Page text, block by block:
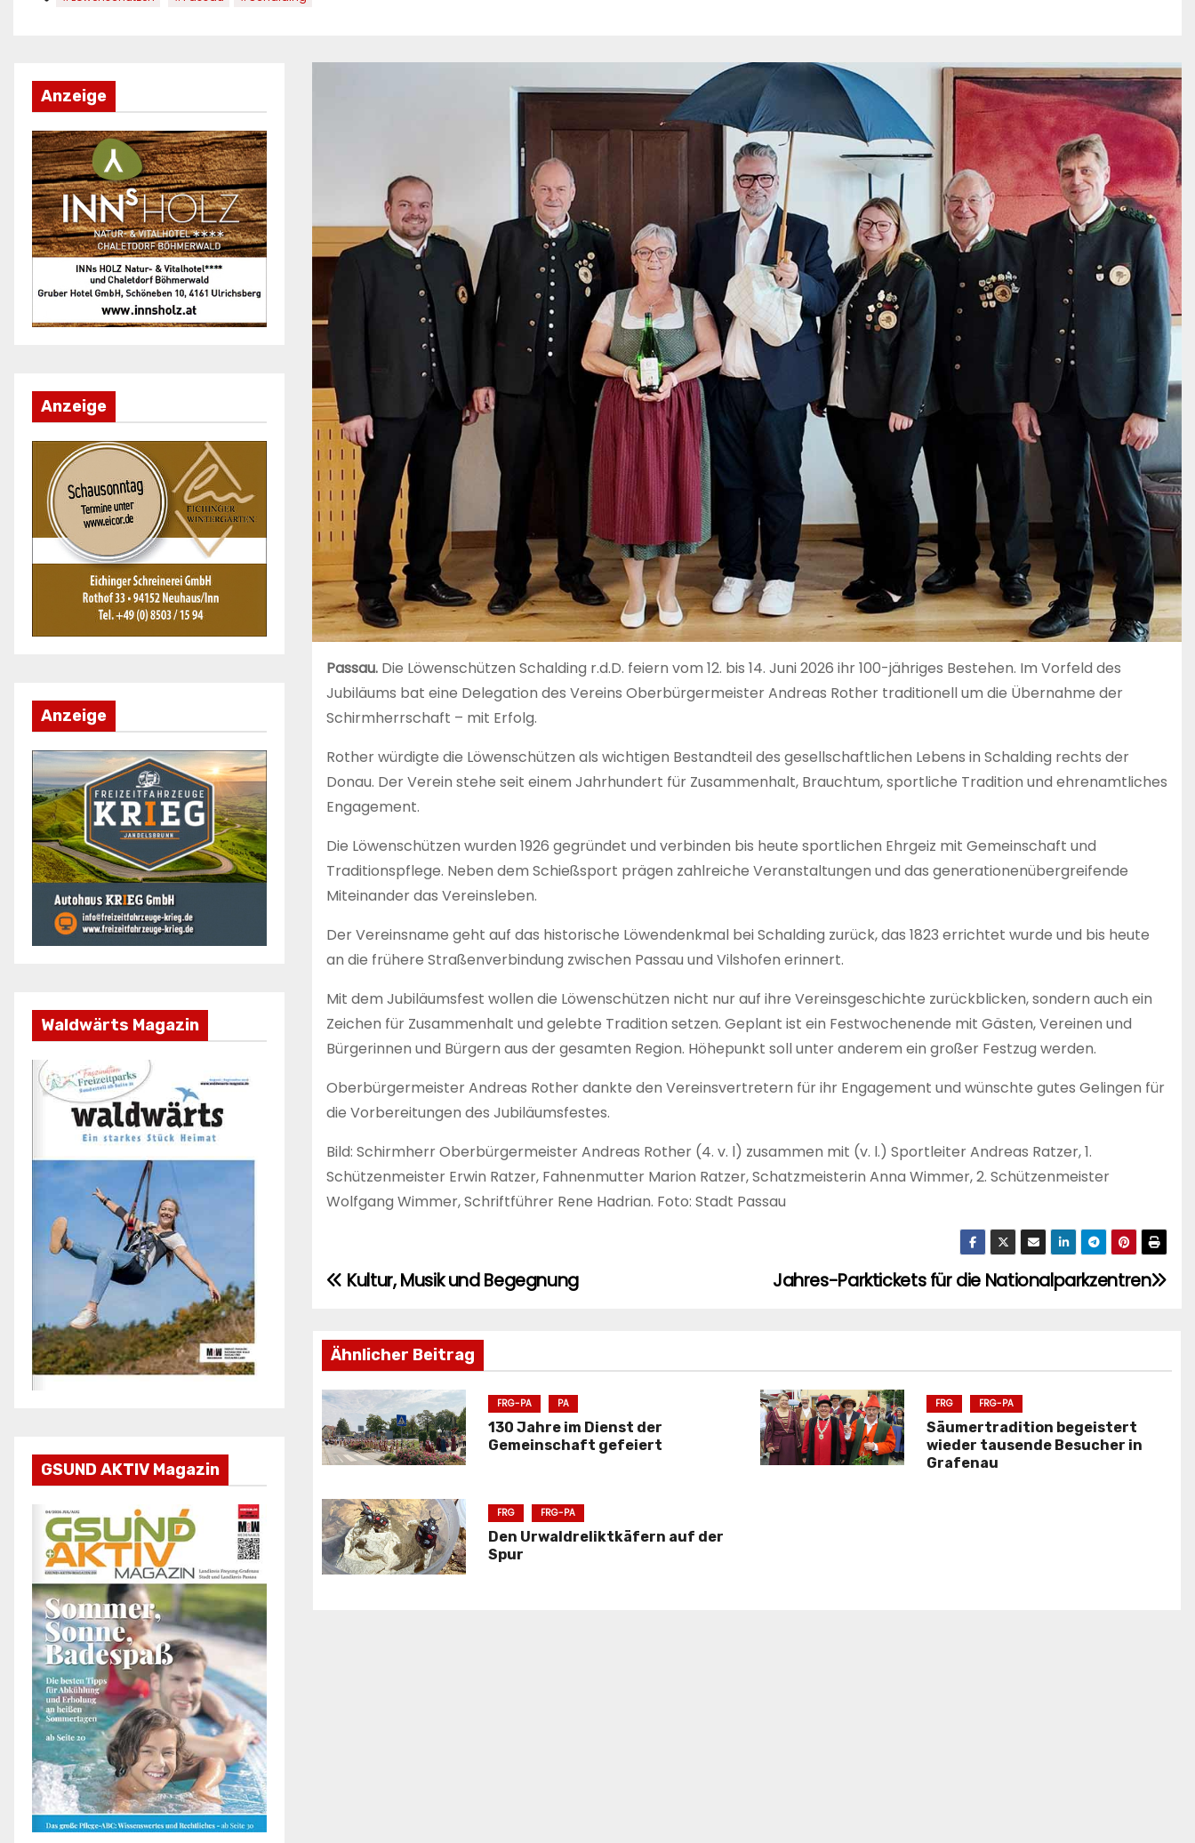
Anzeige
Anzeige
Anzeige
Waldwärts Magazin
GSUND AKTIV Magazin
Passau. Die Löwenschützen Schalding r.d.D. feiern vom 12. bis 14. Juni 2026 ihr 100-jähriges Bestehen. Im Vorfeld des
Jubiläums bat eine Delegation des Vereins Oberbürgermeister Andreas Rother traditionell um die Übernahme der
Schirmherrschaft – mit Erfolg.
Rother würdigte die Löwenschützen als wichtigen Bestandteil des gesellschaftlichen Lebens in Schalding rechts der
Donau. Der Verein stehe seit einem Jahrhundert für Zusammenhalt, Brauchtum, sportliche Tradition und ehrenamtliches
Engagement.
Die Löwenschützen wurden 1926 gegründet und verbinden bis heute sportlichen Ehrgeiz mit Gemeinschaft und
Traditionspflege. Neben dem Schießsport prägen zahlreiche Veranstaltungen und das generationenübergreifende
Miteinander das Vereinsleben.
Der Vereinsname geht auf das historische Löwendenkmal bei Schalding zurück, das 1823 errichtet wurde und bis heute
an die frühere Straßenverbindung zwischen Passau und Vilshofen erinnert.
Mit dem Jubiläumsfest wollen die Löwenschützen nicht nur auf ihre Vereinsgeschichte zurückblicken, sondern auch ein
Zeichen für Zusammenhalt und gelebte Tradition setzen. Geplant ist ein Festwochenende mit Gästen, Vereinen und
Bürgerinnen und Bürgern aus der gesamten Region. Höhepunkt soll unter anderem ein großer Festzug werden.
Oberbürgermeister Andreas Rother dankte den Vereinsvertretern für ihr Engagement und wünschte gutes Gelingen für
die Vorbereitungen des Jubiläumsfestes.
Bild: Schirmherr Oberbürgermeister Andreas Rother (4. v. l) zusammen mit (v. l.) Sportleiter Andreas Ratzer, 1.
Schützenmeister Erwin Ratzer, Fahnenmutter Marion Ratzer, Schatzmeisterin Anna Wimmer, 2. Schützenmeister
Wolfgang Wimmer, Schriftführer Rene Hadrian. Foto: Stadt Passau
Beitragsnavigation Jahres-Parktickets für die Nationalparkzentren
Kultur, Musik und Begegnung
Ähnlicher Beitrag
FRG-PA PA
130 Jahre im Dienst der
Gemeinschaft gefeiert
FRG FRG-PA
Säumertradition begeistert
wieder tausende Besucher in
Grafenau
FRG FRG-PA
Den Urwaldreliktkäfern auf der
Spur